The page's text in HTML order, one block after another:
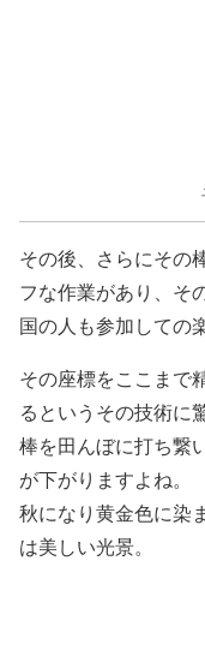
その後、さらにその
フな作業があり、そ
国の人も参加しての
その座標をここまで
るというその技術に
棒を田んぼに打ち繋
が下がりますよね。
秋になり黄金色に染
は美しい光景。